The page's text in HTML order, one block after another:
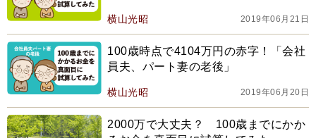
横山光昭 2019年06月21日
100歳時点で4104万円の赤字！「会社
員夫、パート妻の老後」
横山光昭 2019年06月20日
2000万で大丈夫？ 100歳までにかか